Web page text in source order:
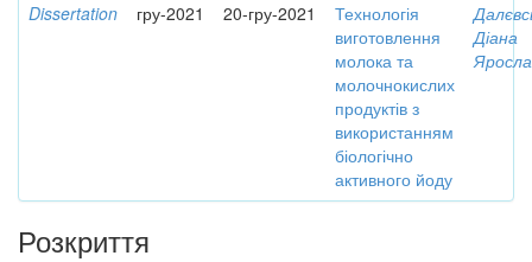
Dissertation гру-2021 20-гру-2021
Технологія
виготовлення
молока та
молочнокислих
продуктів з
використанням
біологічно
активного йоду
Діана
Розкриття